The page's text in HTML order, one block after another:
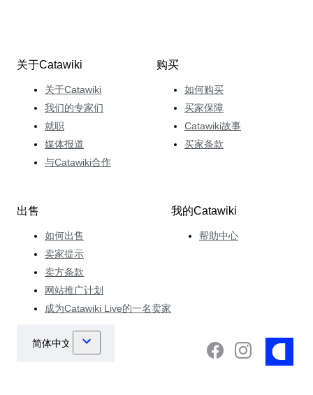
关于Catawiki
关于Catawiki
我们的专家们
就职
媒体报道
与Catawiki合作
购买
如何购买
买家保障
Catawiki故事
买家条款
出售
如何出售
卖家提示
卖方条款
网站推广计划
成为Catawiki Live的一名卖家
我的Catawiki
帮助中心